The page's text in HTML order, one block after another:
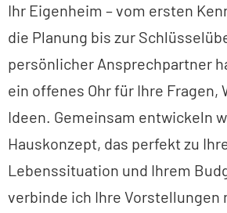
Ihr Eigenheim – vom ersten
die Planung bis zur
persönlicher Ansprechpartner
ein offenes Ohr für Ihre Fragen,
Ideen. Gemeinsam entwickeln
Hauskonzept, das perfekt zu
Lebenssituation und Ihrem
verbinde ich Ihre Vorstellungen